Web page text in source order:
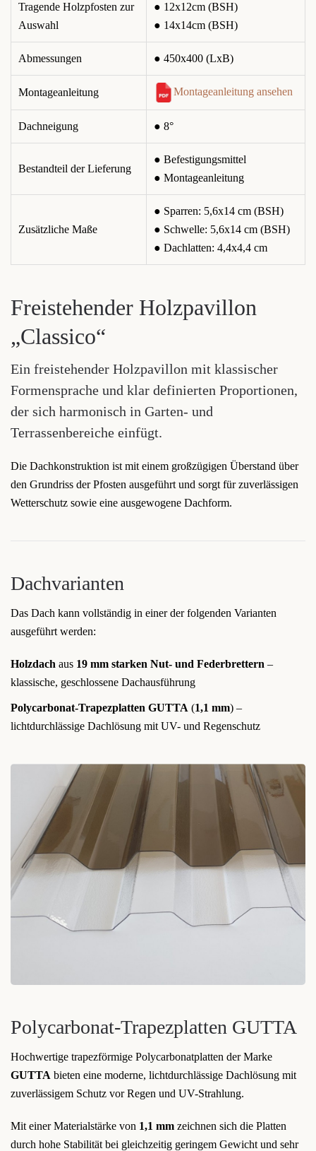
Tragende Holzpfosten zur
Auswahl
● 12x12cm (BSH)
● 14x14cm (BSH)
Abmessungen ● 450x400 (LxB)
Montageanleitung Montageanleitung ansehen
Dachneigung ● 8°
Bestandteil der Lieferung
● Befestigungsmittel
● Montageanleitung
Zusätzliche Maße
● Sparren: 5,6x14 cm (BSH)
● Schwelle: 5,6x14 cm (BSH)
● Dachlatten: 4,4x4,4 cm
Freistehender Holzpavillon
„Classico“
Ein freistehender Holzpavillon mit klassischer
Formensprache und klar definierten Proportionen,
der sich harmonisch in Garten- und
Terrassenbereiche einfügt.
Die Dachkonstruktion ist mit einem großzügigen Überstand über
den Grundriss der Pfosten ausgeführt und sorgt für zuverlässigen
Wetterschutz sowie eine ausgewogene Dachform.
Dachvarianten
Das Dach kann vollständig in einer der folgenden Varianten
ausgeführt werden:
Holzdach aus 19 mm starken Nut- und Federbrettern –
klassische, geschlossene Dachausführung
Polycarbonat-Trapezplatten GUTTA (1,1 mm) –
lichtdurchlässige Dachlösung mit UV- und Regenschutz
Polycarbonat-Trapezplatten GUTTA
Hochwertige trapezförmige Polycarbonatplatten der Marke
GUTTA bieten eine moderne, lichtdurchlässige Dachlösung mit
zuverlässigem Schutz vor Regen und UV-Strahlung.
Mit einer Materialstärke von 1,1 mm zeichnen sich die Platten
durch hohe Stabilität bei gleichzeitig geringem Gewicht und sehr